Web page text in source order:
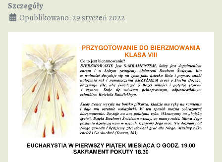
Szczegóły
Opublikowano: 29 styczeń 2022